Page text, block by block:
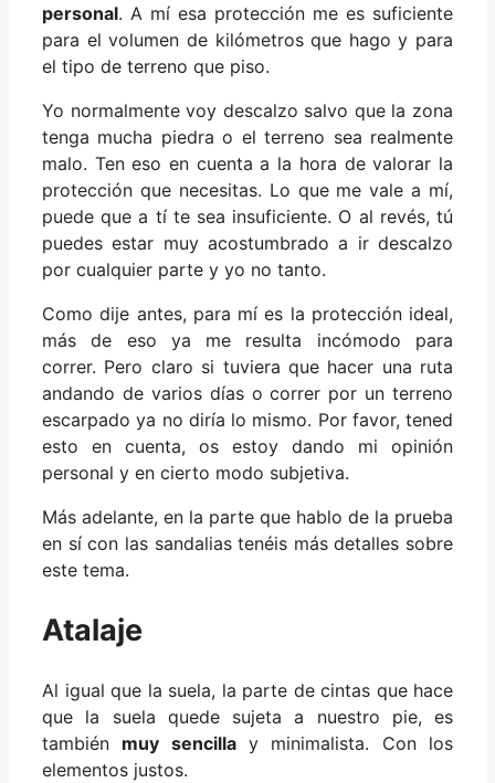
personal. A mí esa protección me es suficiente
para el volumen de kilómetros que hago y para
el tipo de terreno que piso.
Yo normalmente voy descalzo salvo que la zona
tenga mucha piedra o el terreno sea realmente
malo. Ten eso en cuenta a la hora de valorar la
protección que necesitas. Lo que me vale a mí,
puede que a tí te sea insuficiente. O al revés, tú
puedes estar muy acostumbrado a ir descalzo
por cualquier parte y yo no tanto.
Como dije antes, para mí es la protección ideal,
más de eso ya me resulta incómodo para
correr. Pero claro si tuviera que hacer una ruta
andando de varios días o correr por un terreno
escarpado ya no diría lo mismo. Por favor, tened
esto en cuenta, os estoy dando mi opinión
personal y en cierto modo subjetiva.
Más adelante, en la parte que hablo de la prueba
en sí con las sandalias tenéis más detalles sobre
este tema.
Atalaje
Al igual que la suela, la parte de cintas que hace
que la suela quede sujeta a nuestro pie, es
también muy sencillay minimalista. Con los
elementos justos.